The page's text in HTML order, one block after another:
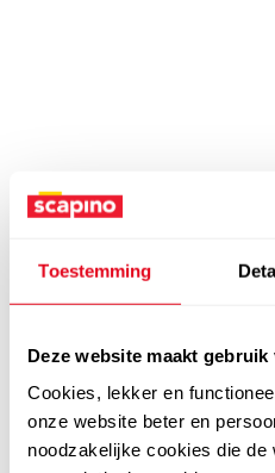
Toestemming
Deze website maakt gebruik
Cookies, lekker en
onze website beter en
noodzakelijke cookies die de